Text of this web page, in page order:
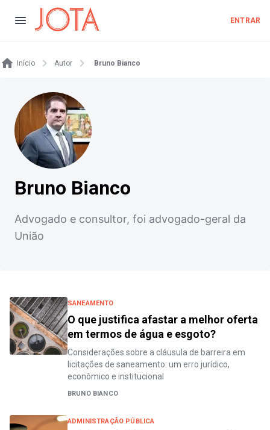
ENTRAR
Início Autor Bruno Bianco
Bruno Bianco
Advogado e consultor, foi advogado-geral da
União
SANEAMENTO
O que justifica afastar a melhor oferta
em termos de água e esgoto?
Considerações sobre a cláusula de barreira em
licitações de saneamento: um erro jurídico,
econômico e institucional
BRUNO BIANCO
ADMINISTRAÇÃO PÚBLICA